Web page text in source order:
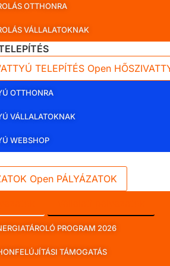
OTTHONRA
VÁLLALATOKNAK
TELEPÍTÉS Open
OTTHONRA
VÁLLALATOKNAK
WEBSHOP
Open PÁLYÁZATOK
PROGRAM 2026
TÁMOGATÁS